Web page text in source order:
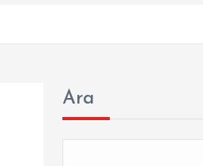
Ara